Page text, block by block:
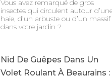
Vous avez remarqué de gros
insectes qui circulent autour
haie, d’un arbuste ou d’un massif
dans votre jardin ?
Nid De Guêpes Dans Un
Volet Roulant À Beaurains :